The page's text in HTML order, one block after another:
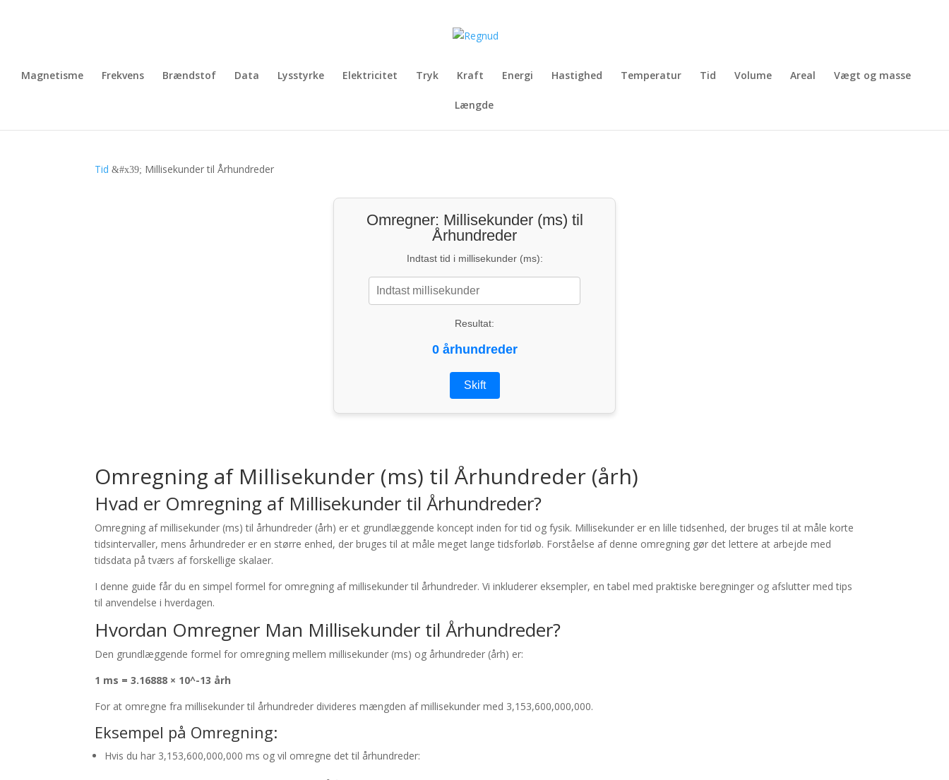
Magnetisme Frekvens Brændstof Data Lysstyrke Elektricitet Tryk Kraft Energi Hastighed Temperatur Tid Volume Areal Vægt og masse
Længde
Tid &#x39; Millisekunder til Århundreder
Omregner: Millisekunder (ms) til
Århundreder
Indtast tid i millisekunder (ms):
Resultat:
0 århundreder
Skift
Omregning af Millisekunder (ms) til Århundreder (årh)
Hvad er Omregning af Millisekunder til Århundreder?
Omregning af millisekunder (ms) til århundreder (årh) er et grundlæggende koncept inden for tid og fysik. Millisekunder er en lille tidsenhed, der bruges til at måle korte
tidsintervaller, mens århundreder er en større enhed, der bruges til at måle meget lange tidsforløb. Forståelse af denne omregning gør det lettere at arbejde med
tidsdata på tværs af forskellige skalaer.
I denne guide får du en simpel formel for omregning af millisekunder til århundreder. Vi inkluderer eksempler, en tabel med praktiske beregninger og afslutter med tips
til anvendelse i hverdagen.
Hvordan Omregner Man Millisekunder til Århundreder?
Den grundlæggende formel for omregning mellem millisekunder (ms) og århundreder (årh) er:
1 ms = 3.16888 × 10^-13 årh
For at omregne fra millisekunder til århundreder divideres mængden af millisekunder med 3,153,600,000,000.
Eksempel på Omregning:
Hvis du har 3,153,600,000,000 ms og vil omregne det til århundreder: